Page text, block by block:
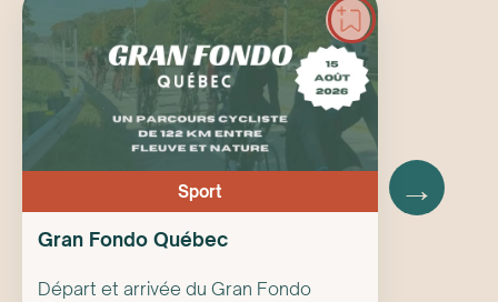
Sport
Gran Fondo Québec
Départ et arrivée du Gran Fondo
→